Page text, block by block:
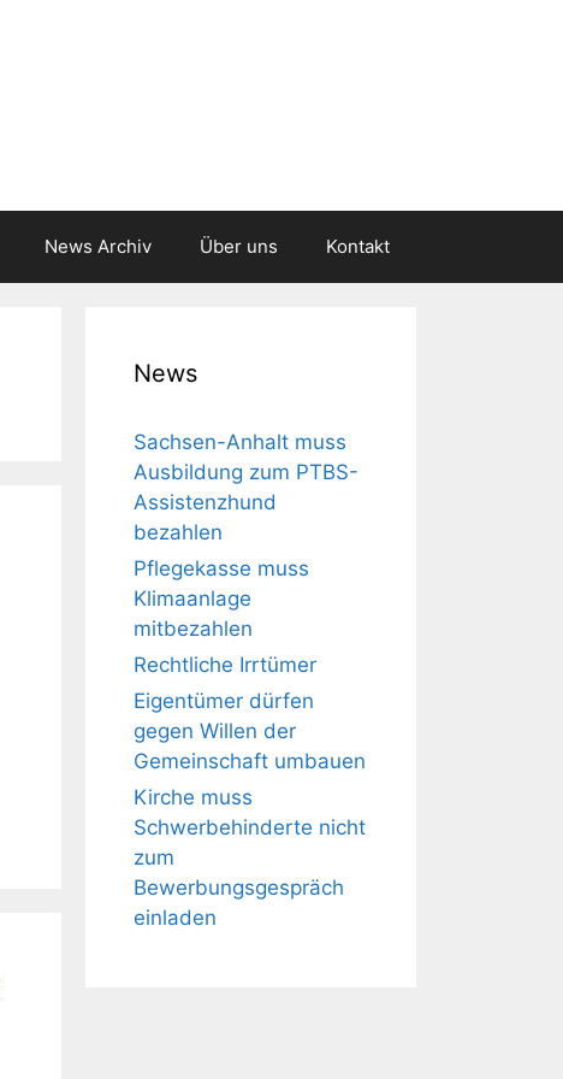
News Archiv Über uns Kontakt
News
Sachsen-Anhalt muss
Aus­bil­dung zum PTBS-
Assis­tenz­hund
bezahlen
Pflegekasse muss
Klimaanlage
mitbezahlen
Rechtliche Irrtümer
Eigentümer dürfen
gegen Willen der
Gemeinschaft umbauen
Kirche muss
Schwerbehinderte nicht
zum
Bewerbungsgespräch
einladen